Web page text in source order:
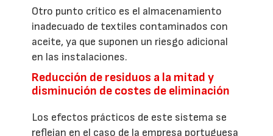
Otro punto crítico es el almacenamiento
inadecuado de textiles contaminados con
aceite, ya que suponen un riesgo adicional
en las instalaciones.
Reducción de residuos a la mitad y
disminución de costes de eliminación
Los efectos prácticos de este sistema se
reflejan en el caso de la empresa portuguesa